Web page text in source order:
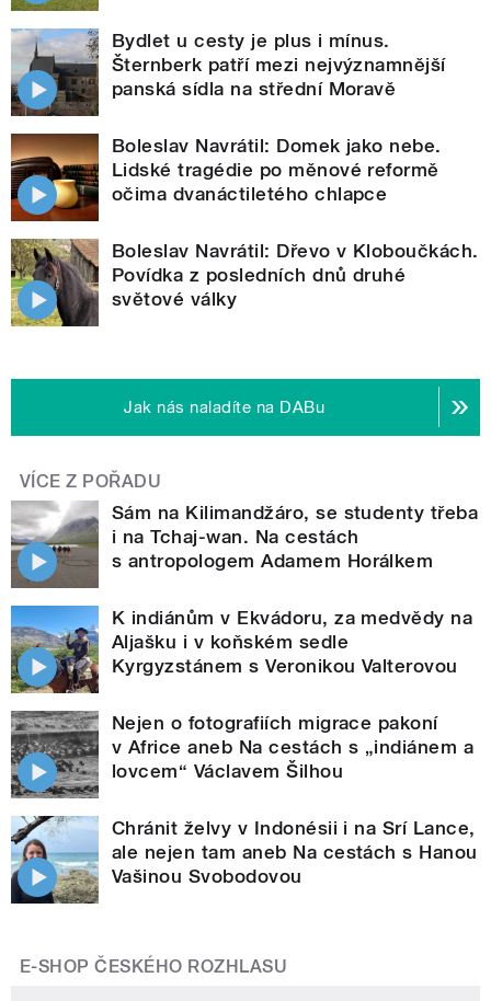
Bydlet u cesty je plus i mínus.
Šternberk patří mezi nejvýznamnější
panská sídla na střední Moravě
Boleslav Navrátil: Domek jako nebe.
Lidské tragédie po měnové reformě
očima dvanáctiletého chlapce
Boleslav Navrátil: Dřevo v Kloboučkách.
Povídka z posledních dnů druhé
světové války
Jak nás naladíte na DABu
VÍCE Z POŘADU
Sám na Kilimandžáro, se studenty třeba
i na Tchaj-wan. Na cestách
s antropologem Adamem Horálkem
K indiánům v Ekvádoru, za medvědy na
Aljašku i v koňském sedle
Kyrgyzstánem s Veronikou Valterovou
Nejen o fotografiích migrace pakoní
v Africe aneb Na cestách s „indiánem a
lovcem“ Václavem Šilhou
Chránit želvy v Indonésii i na Srí Lance,
ale nejen tam aneb Na cestách s Hanou
Vašinou Svobodovou
E-SHOP ČESKÉHO ROZHLASU